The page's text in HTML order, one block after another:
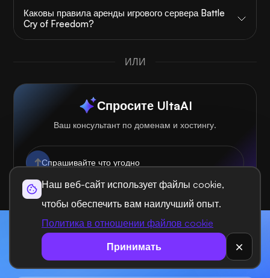
Наш веб-сайт использует файлы cookie,
чтобы обеспечить вам наилучший опыт.
Политика в отношении файлов cookie
Принимать
Каковы правила аренды игрового сервера Battle
Cry of Freedom?
ИЛИ
Спросите UltaAI
Ваш консультант по доменам и хостингу.
Начните сегодня и масштабируйте
каждый проект быстрее с UltaHost